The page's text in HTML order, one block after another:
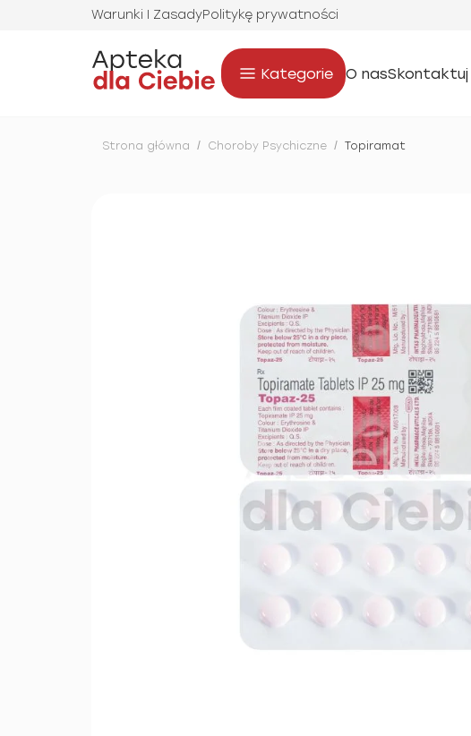
Warunki I ZasadyPolitykę prywatności
Kategorie O nasSkontaktuj
Strona główna / Choroby Psychiczne / Topiramat